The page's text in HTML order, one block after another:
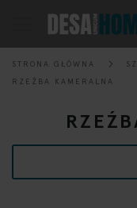
STRONA GŁÓWNA
RZEŹBA KAMERALNA